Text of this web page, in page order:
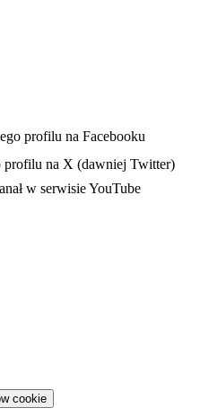
karcie
profilu na Facebooku
profilu na X (dawniej Twitter)
karcie
w serwisie YouTube
cookie